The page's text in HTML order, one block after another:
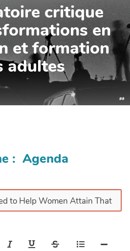
critique
en
et formation
adultes
: Agenda